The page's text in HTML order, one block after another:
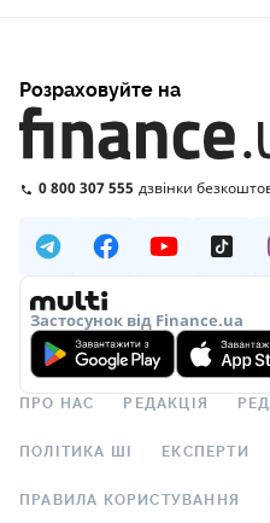
Розраховуйте на
0 800 307 555 дзвінки
Застосунок від Finance.ua
ПРО НАС РЕДАКЦІЯ
ПОЛІТИКА ШІ ЕКСПЕРТИ
ПРАВИЛА КОРИСТУВАННЯ